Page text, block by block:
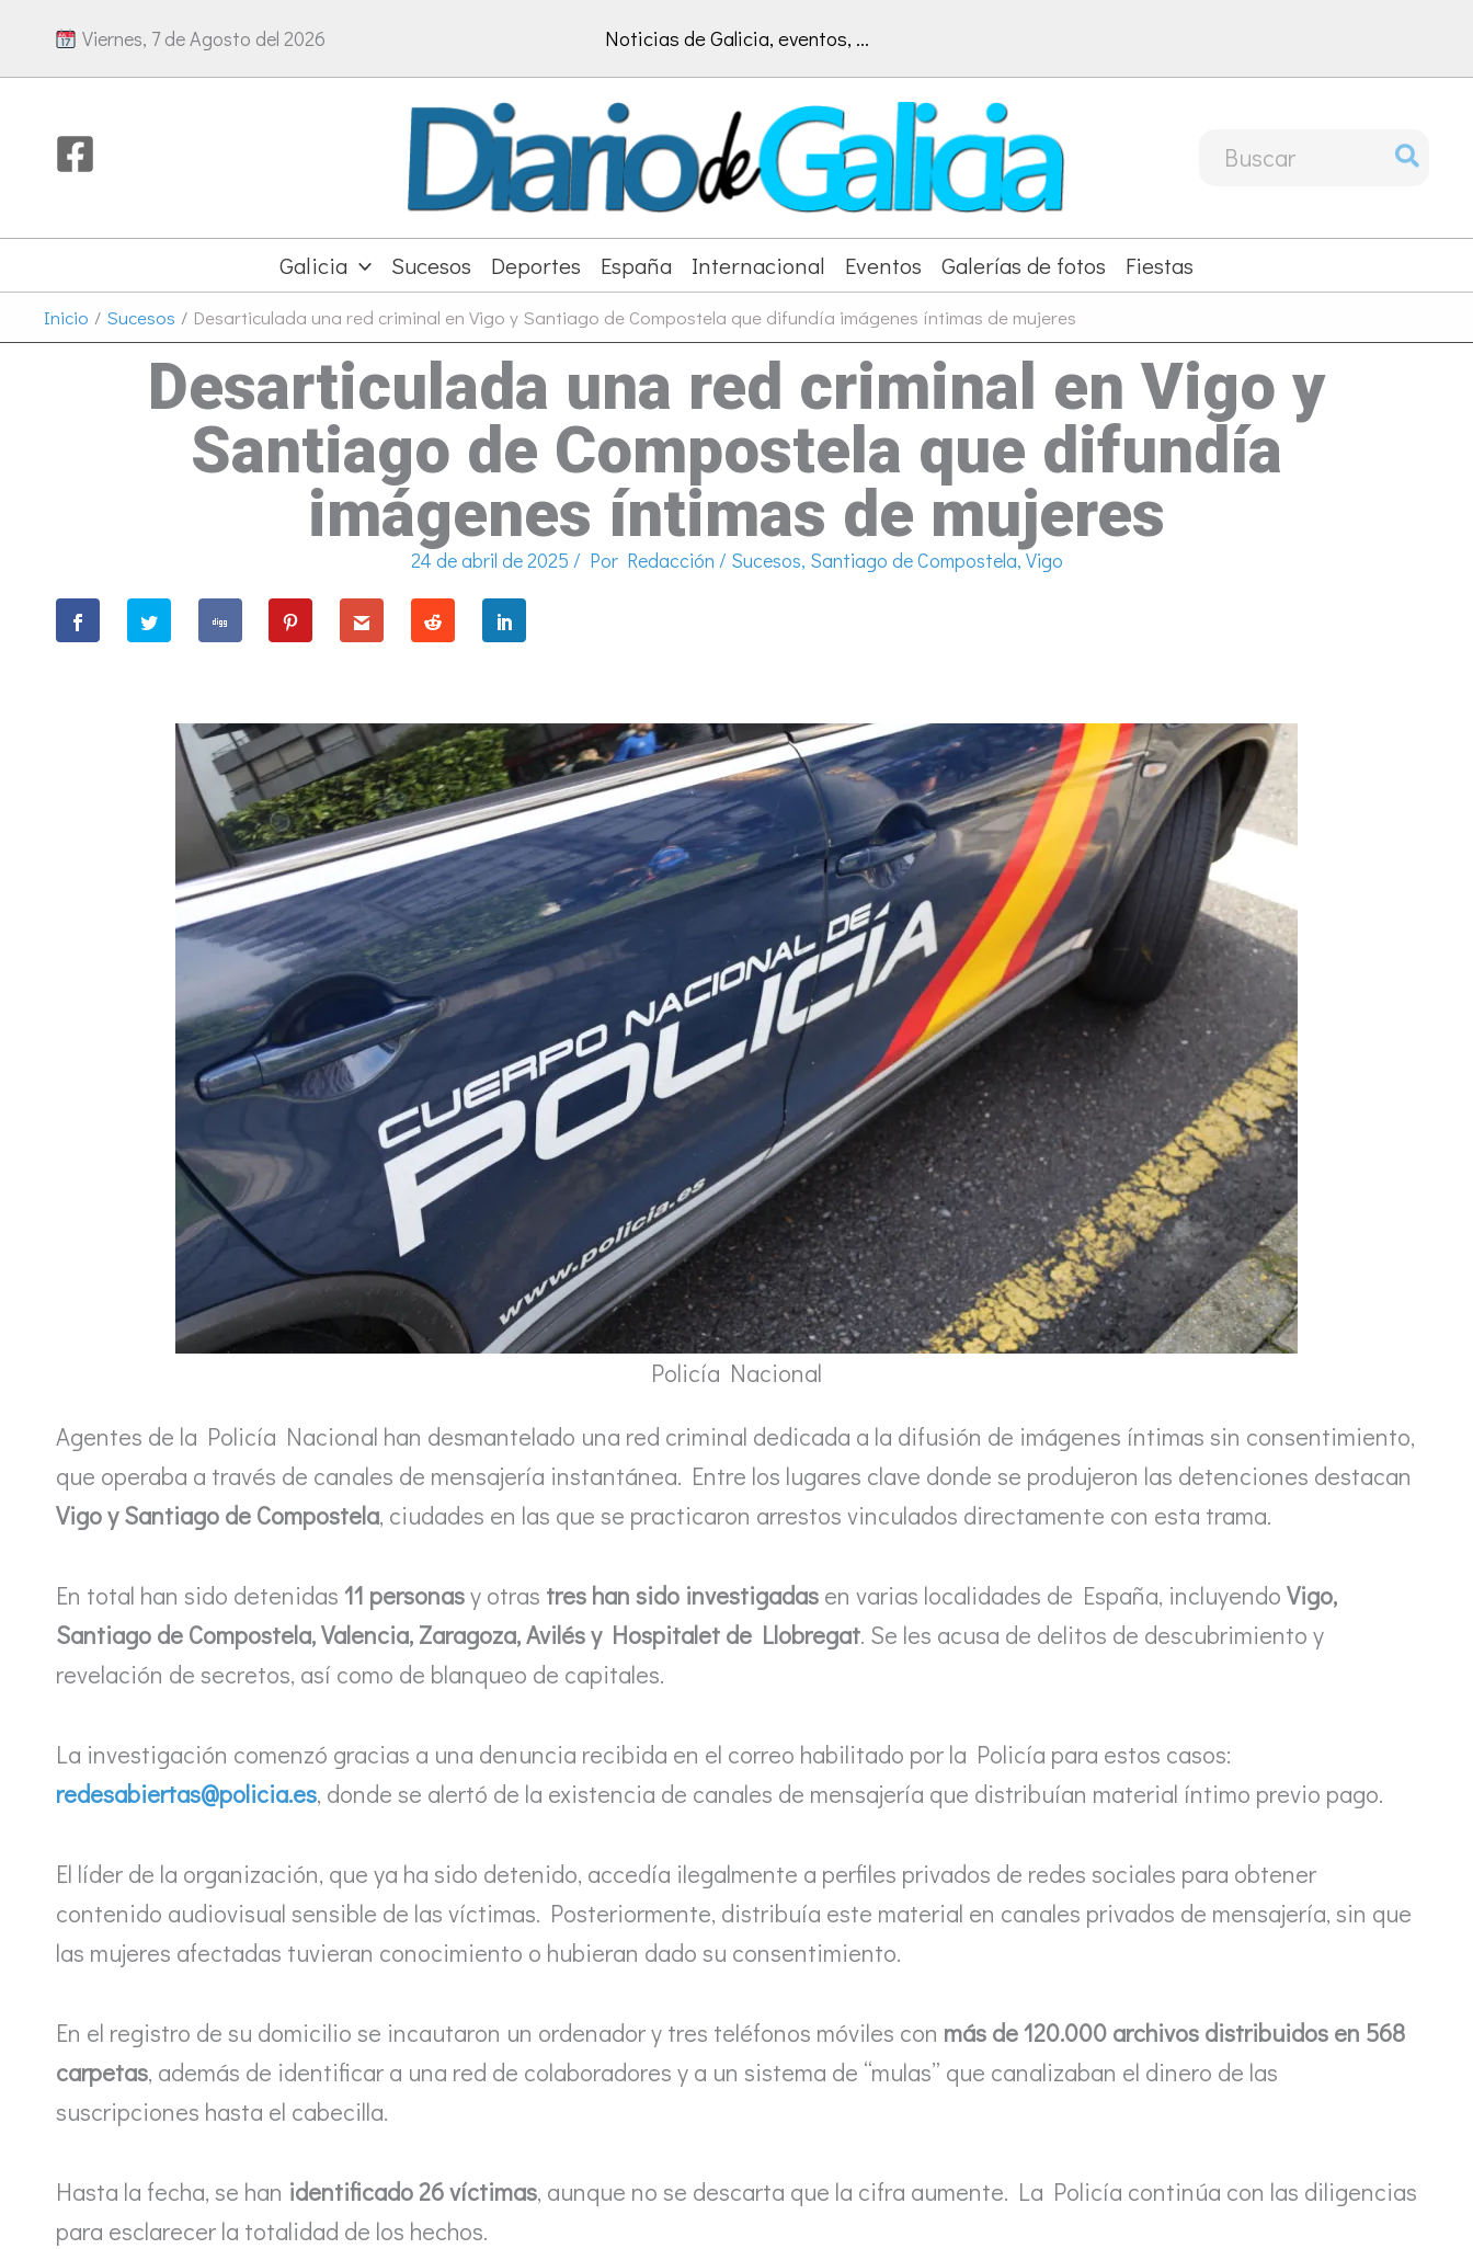
Viernes, 7 de Agosto del 2026 Noticias de Galicia, eventos, ...
Buscar
por:
Galicia Sucesos Deportes España Internacional Eventos Galerías de fotos Fiestas
Inicio Sucesos Desarticulada una red criminal en Vigo y Santiago de Compostela que difundía imágenes íntimas de mujeres
Desarticulada una red criminal en Vigo y
Santiago de Compostela que difundía
imágenes íntimas de mujeres
24 de abril de 2025 / Por Redacción / Sucesos, Santiago de Compostela, Vigo
Policía Nacional
Agentes de la Policía Nacional han desmantelado una red criminal dedicada a la difusión de imágenes íntimas sin consentimiento,
que operaba a través de canales de mensajería instantánea. Entre los lugares clave donde se produjeron las detenciones destacan
Vigo y Santiago de Compostela, ciudades en las que se practicaron arrestos vinculados directamente con esta trama.
En total han sido detenidas 11 personasy otras tres han sido investigadas en varias localidades de España, incluyendo Vigo,
Santiago de Compostela, Valencia, Zaragoza, Avilés y Hospitalet de Llobregat. Se les acusa de delitos de descubrimiento y
revelación de secretos, así como de blanqueo de capitales.
La investigación comenzó gracias a una denuncia recibida en el correo habilitado por la Policía para estos casos:
redesabiertas@policia.es, donde se alertó de la existencia de canales de mensajería que distribuían material íntimo previo pago.
El líder de la organización, que ya ha sido detenido, accedía ilegalmente a perfiles privados de redes sociales para obtener
contenido audiovisual sensible de las víctimas. Posteriormente, distribuía este material en canales privados de mensajería, sin que
las mujeres afectadas tuvieran conocimiento o hubieran dado su consentimiento.
En el registro de su domicilio se incautaron un ordenador y tres teléfonos móviles con más de 120.000 archivos distribuidos en 568
carpetas, además de identificar a una red de colaboradores y a un sistema de “mulas” que canalizaban el dinero de las
suscripciones hasta el cabecilla.
Hasta la fecha, se han identificado 26 víctimas, aunque no se descarta que la cifra aumente. La Policía continúa con las diligencias
para esclarecer la totalidad de los hechos.